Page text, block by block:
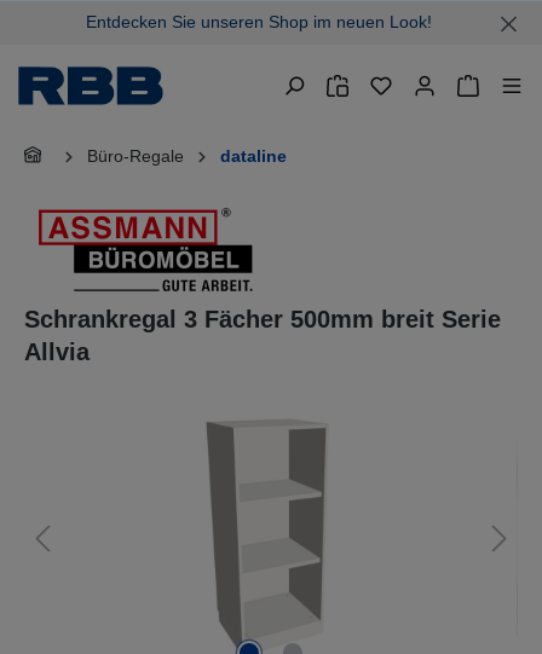
springenEntdecken Sie unseren Shop im neuen Look!
Büro-Regale dataline
Schrankregal 3 Fächer 500mm breit Serie
Allvia